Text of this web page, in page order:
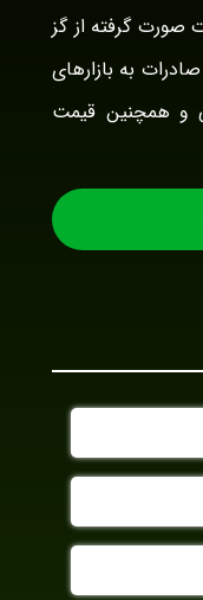
صورت گرفته از گز
به بازارهای
و همچنین قیمت